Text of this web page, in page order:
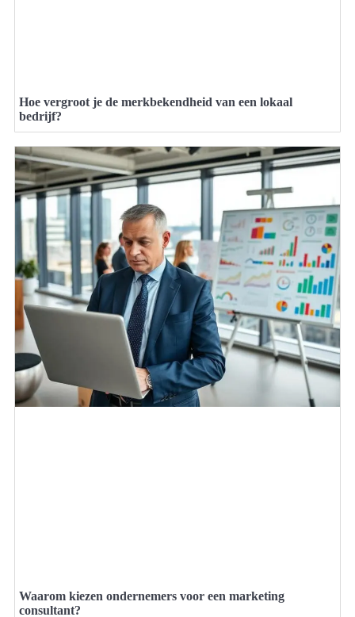
Hoe vergroot je de merkbekendheid van een lokaal
bedrijf?
Waarom kiezen ondernemers voor een marketing
consultant?